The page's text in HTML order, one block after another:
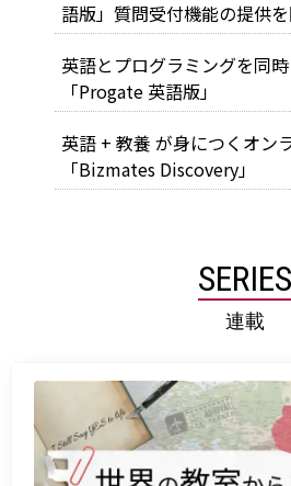
語版」質問受付機能の提供
英語とプログラミングを同
「Progate 英語版」
英語 + 教養 が身につくオン
「Bizmates Discovery」
SERIES
連載